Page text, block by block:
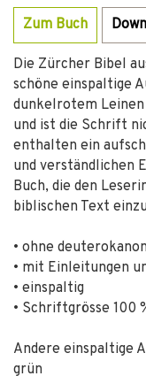
Zum Buch
Die Zürcher Bibel
schöne einspaltige
dunkelrotem
und ist die Schrift
enthalten ein
und verständlichen
Buch, die den
biblischen Text
• ohne
• mit Einleitungen
• einspaltig
• Schriftgrösse 100
Andere einspaltige
grün